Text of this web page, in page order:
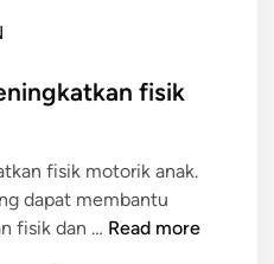
fisik
fisik motorik anak.
dapat membantu
fisik dan … P
Read more